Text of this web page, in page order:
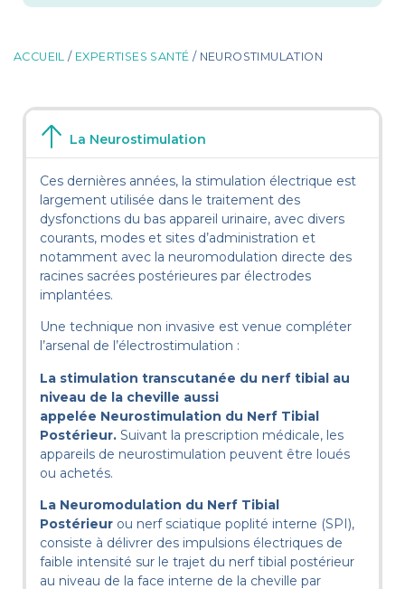
ACCUEIL / EXPERTISES SANTÉ / NEUROSTIMULATION
La Neurostimulation
Ces dernières années, la stimulation électrique est
largement utilisée dans le traitement des
dysfonctions du bas appareil urinaire, avec divers
courants, modes et sites d’administration et
notamment avec la neuromodulation directe des
racines sacrées postérieures par électrodes
implantées.
Une technique non invasive est venue compléter
l’arsenal de l’électrostimulation :
La stimulation transcutanée du nerf tibial au
niveau de la cheville aussi
appelée Neurostimulation du Nerf Tibial
Postérieur. Suivant la prescription médicale, les
appareils de neurostimulation peuvent être loués
ou achetés.
La Neuromodulation du Nerf Tibial
Postérieur ou nerf sciatique poplité interne (SPI),
consiste à délivrer des impulsions électriques de
faible intensité sur le trajet du nerf tibial postérieur
au niveau de la face interne de la cheville par